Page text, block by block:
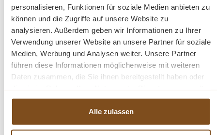
personalisieren, Funktionen für soziale Medien anbieten zu
können und die Zugriffe auf unsere Website zu
analysieren. Außerdem geben wir Informationen zu Ihrer
Verwendung unserer Website an unsere Partner für soziale
Medien, Werbung und Analysen weiter. Unsere Partner
führen diese Informationen möglicherweise mit weiteren
Daten zusammen, die Sie ihnen bereitgestellt haben oder
haben.
Alle zulassen
-31%